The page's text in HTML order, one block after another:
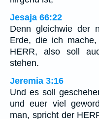
Jesaja 66:22
Denn gleichwie der
Erde, die ich
HERR, also soll
stehen.
Jeremia 3:16
Und es soll
und euer viel
man, spricht der